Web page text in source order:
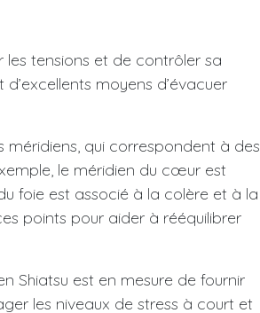
les tensions et de contrôler sa
moyens d’évacuer
méridiens, qui correspondent à des
le méridien du cœur est
foie est associé à la colère et à la
points pour aider à rééquilibrer
Shiatsu est en mesure de fournir
les niveaux de stress à court et